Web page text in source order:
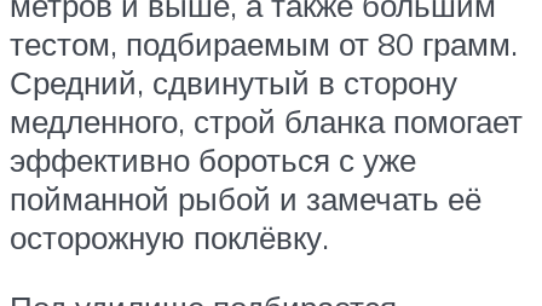
тестом, подбираемым от 80 грамм.
Средний, сдвинутый в сторону
медленного, строй бланка помогает
эффективно бороться с уже
пойманной рыбой и замечать её
осторожную поклёвку.